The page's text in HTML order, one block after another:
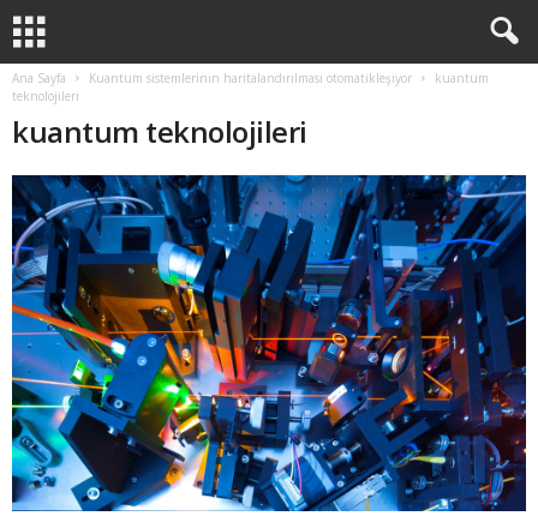
Ana Sayfa Kuantum sistemlerinin haritalandırılması otomatikleşiyor
kuantum
teknolojileri
kuantum teknolojileri